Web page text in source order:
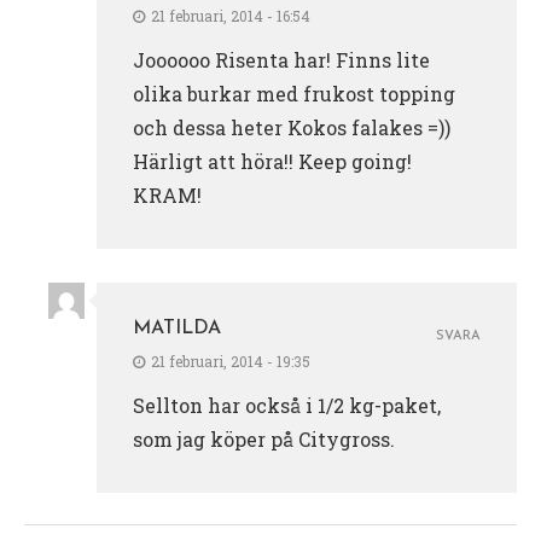
21 februari, 2014 - 16:54
Joooooo Risenta har! Finns lite
olika burkar med frukost topping
och dessa heter Kokos falakes =))
Härligt att höra!! Keep going!
KRAM!
MATILDA
21 februari, 2014 - 19:35
Sellton har också i 1/2 kg-paket,
som jag köper på Citygross.
SVARA